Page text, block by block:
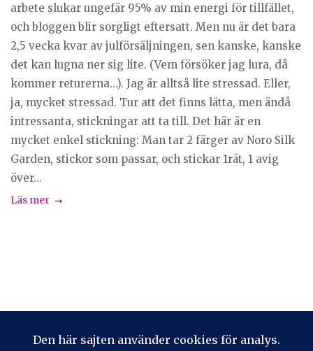
arbete slukar ungefär 95% av min energi för tillfället,
och bloggen blir sorgligt eftersatt. Men nu är det bara
2,5 vecka kvar av julförsäljningen, sen kanske, kanske
det kan lugna ner sig lite. (Vem försöker jag lura, då
kommer returerna…). Jag är alltså lite stressad. Eller,
ja, mycket stressad. Tur att det finns lätta, men ändå
intressanta, stickningar att ta till. Det här är en
mycket enkel stickning: Man tar 2 färger av Noro Silk
Garden, stickor som passar, och stickar 1rät, 1 avig
över...
Läs mer
Privacy & Cookies: This site uses cookies. By continuing to use